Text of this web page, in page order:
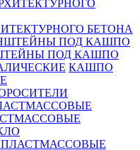
БЕТОНА
ПОД КАШПО
КАШПО